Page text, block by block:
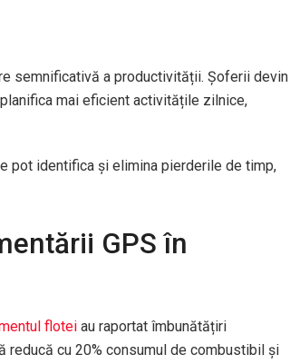
semnificativă a productivității. Șoferii devin
mai eficient activitățile zilnice,
pot identifica și elimina pierderile de timp,
GPS în
flotei au raportat îmbunătățiri
cu 20% consumul de combustibil și